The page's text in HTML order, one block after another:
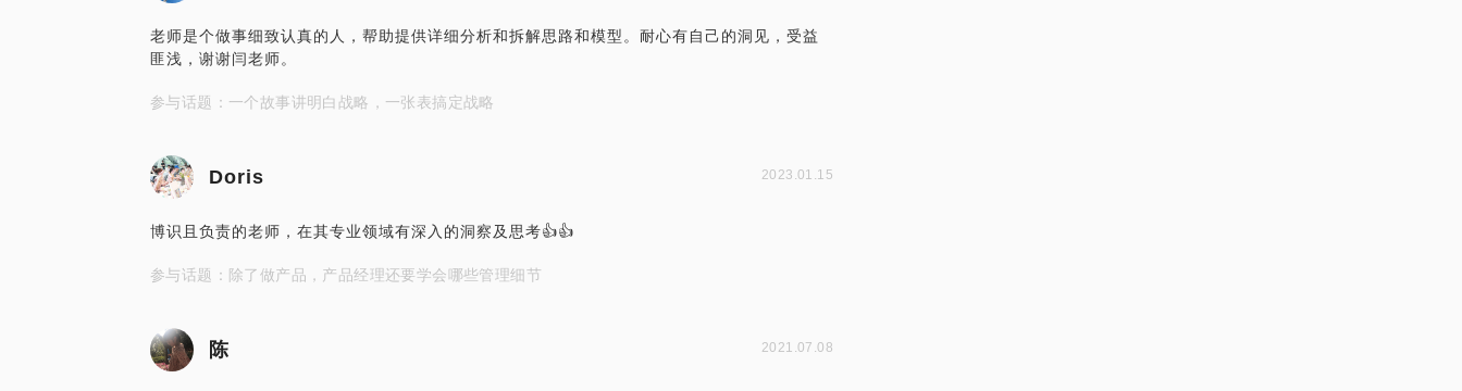
老师是个做事细致认真的人，帮助提供详细分析和拆解思路和模型。耐心有自己的洞见，受益
匪浅，谢谢闫老师。
参与话题：一个故事讲明白战略，一张表搞定战略
Doris 2023.01.15
博识且负责的老师，在其专业领域有深入的洞察及思考👍👍
参与话题：除了做产品，产品经理还要学会哪些管理细节
陈 2021.07.08